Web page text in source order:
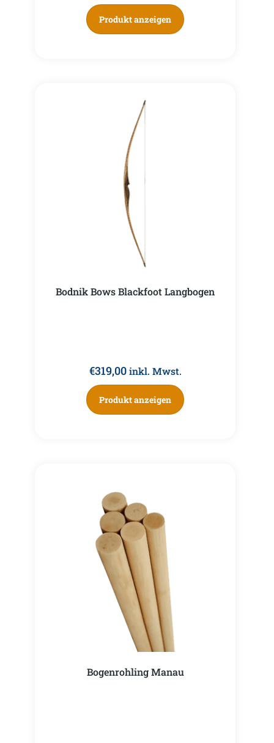
Produkt anzeigen
Bodnik Bows Blackfoot Langbogen
€319,00 inkl. Mwst.
Produkt anzeigen
Bogenrohling Manau